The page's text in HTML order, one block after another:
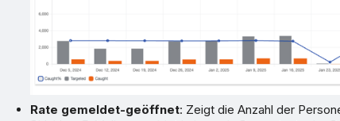
Rate gemeldet-geöffnet: Zeigt die Anzahl der